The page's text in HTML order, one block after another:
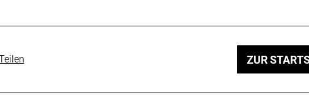
ZUR